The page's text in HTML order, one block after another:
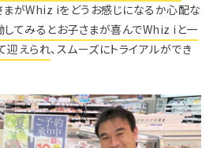
まがWhiz iをどうお感じになるか心配な
してみるとお子さまが喜んでWhiz iと一
迎えられ、スムーズにトライアルができ